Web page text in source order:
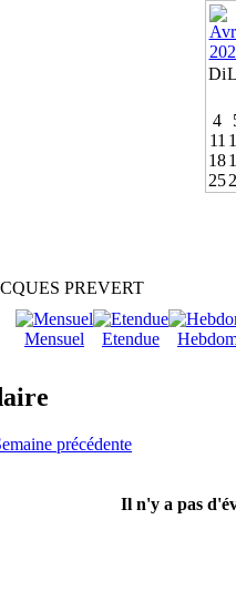
Di
4
11
18
25
PREVERT
Mensuel Etendue
précédente
Il n'y a pas